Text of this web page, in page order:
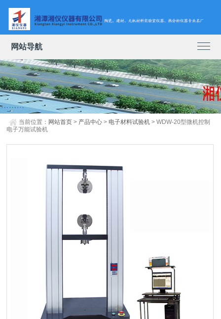
网站导航
当前位置： 网站首页 > 产品中心 > 电子材料试验机 > WDW-20型微机控制
电子万能试验机